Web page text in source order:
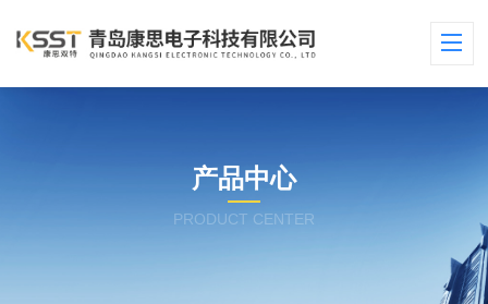
产品中心
PRODUCT CENTER